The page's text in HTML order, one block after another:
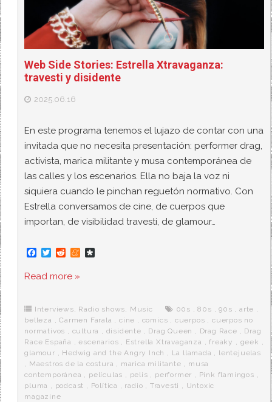
Web Side Stories: Estrella Xtravaganza:
travesti y disidente
2025.06.16
En este programa tenemos el lujazo de contar con una
invitada que no necesita presentación: performer drag,
activista, marica militante y musa contemporánea de
las calles y los escenarios. Ella no baja la voz ni
siquiera cuando le pinchan reguetón normativo. Con
Estrella conversamos de cine, de cuerpos que
importan, de visibilidad travesti, de glamour…
F
e
o
k
T
t
r
R
d
M
e
r
a
Read more »
Interviews, Radio shows, Music 00s ,80s ,90s , arte ,
belleza ,Carmen Farala ,cine , comics , cuerpos , cuerpos no
normativos , cultura , disidente , Drag Queen , Drag Race , Drag
Race España ,escenarios , Estrella Xtravaganza ,freaky , geek ,
glamour , Hedwig and the Angry Inch , La llamada , lentejuelas
, Maestros de la costura , marica militante , musa
contemporánea , películas , pelis , performer , Pink flamingos ,
pluma , podcast , Política , radio , Travesti , Untoxic
magazine